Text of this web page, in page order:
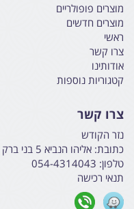
מוצרים פופולריים
מוצרים חדשים
ראשי
צרו קשר
אודותינו
קטגוריות נוספות
צרו קשר
נזר הקודש
כתובת: אליהו הנביא 5 בני ברק - ישראל
טלפון: 054-4314043
תנאי רכישה